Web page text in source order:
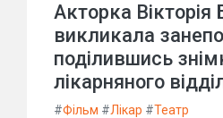
Акторка Вікторія
викликала
поділившись
лікарняного
#Фільм #Лікар #Театр